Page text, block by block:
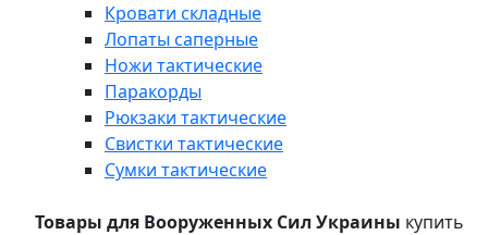
Кровати складные
Лопаты саперные
Ножи тактические
Паракорды
Рюкзаки тактические
Свистки тактические
Сумки тактические
Товары для Вооруженных Сил Украины купить